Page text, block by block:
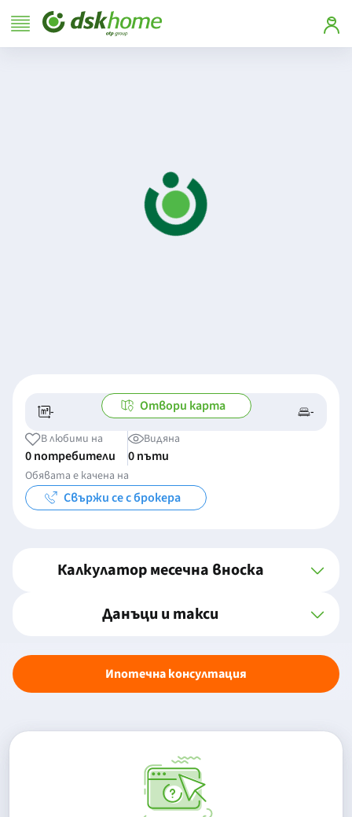
- -/- -
Отвори карта
В любими на
0 потребители
Видяна
0 пъти
Обявата е качена на
Свържи се с брокера
Калкулатор месечна вноска
Данъци и такси
Ипотечна консултация